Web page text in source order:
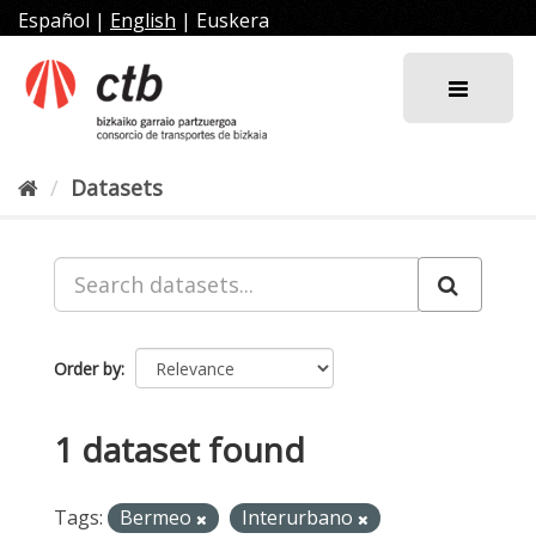
Skip
to
content
Español | English | Euskera
Datasets
Order by
1 dataset found
Tags: Bermeo
Interurbano